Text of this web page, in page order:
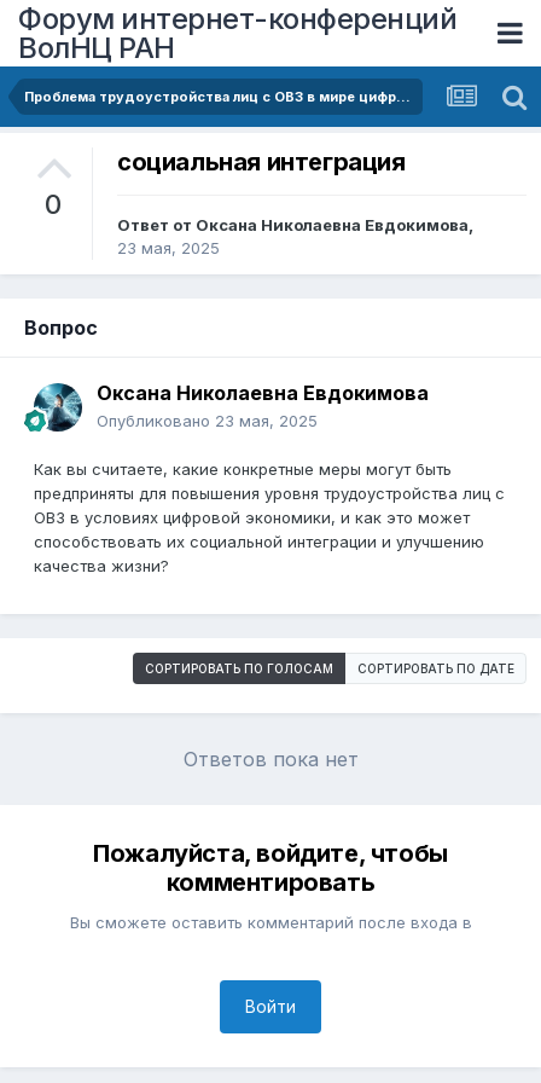
Форум интернет-конференций
ВолНЦ РАН
Проблема трудоустройства лиц с ОВЗ в мире цифровой экономики
0
социальная интеграция
Ответ от Оксана Николаевна Евдокимова,
23 мая, 2025
Вопрос
Оксана Николаевна Евдокимова
Опубликовано 23 мая, 2025
Как вы считаете, какие конкретные меры могут быть
предприняты для повышения уровня трудоустройства лиц с
ОВЗ в условиях цифровой экономики, и как это может
способствовать их социальной интеграции и улучшению
качества жизни?
СОРТИРОВАТЬ ПО ГОЛОСАМ СОРТИРОВАТЬ ПО ДАТЕ
Ответов пока нет
Пожалуйста, войдите, чтобы
комментировать
Вы сможете оставить комментарий после входа в
Войти